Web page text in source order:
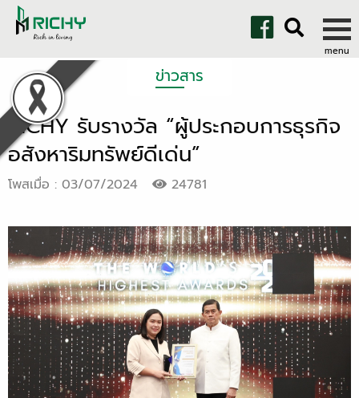
ข่าวสาร
RICHY รับรางวัล “ผู้ประกอบการธุรกิจ
อสังหาริมทรัพย์ดีเด่น”
โพสเมื่อ : 03/07/2024 24781